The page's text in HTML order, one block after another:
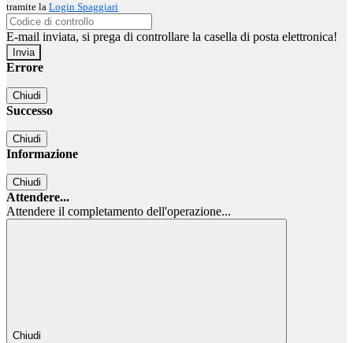
tramite la Login Spaggiari
E-mail inviata, si prega di controllare la casella di posta elettronica!
Errore
Chiudi
Successo
Chiudi
Informazione
Chiudi
Attendere...
Attendere il completamento dell'operazione...
Chiudi